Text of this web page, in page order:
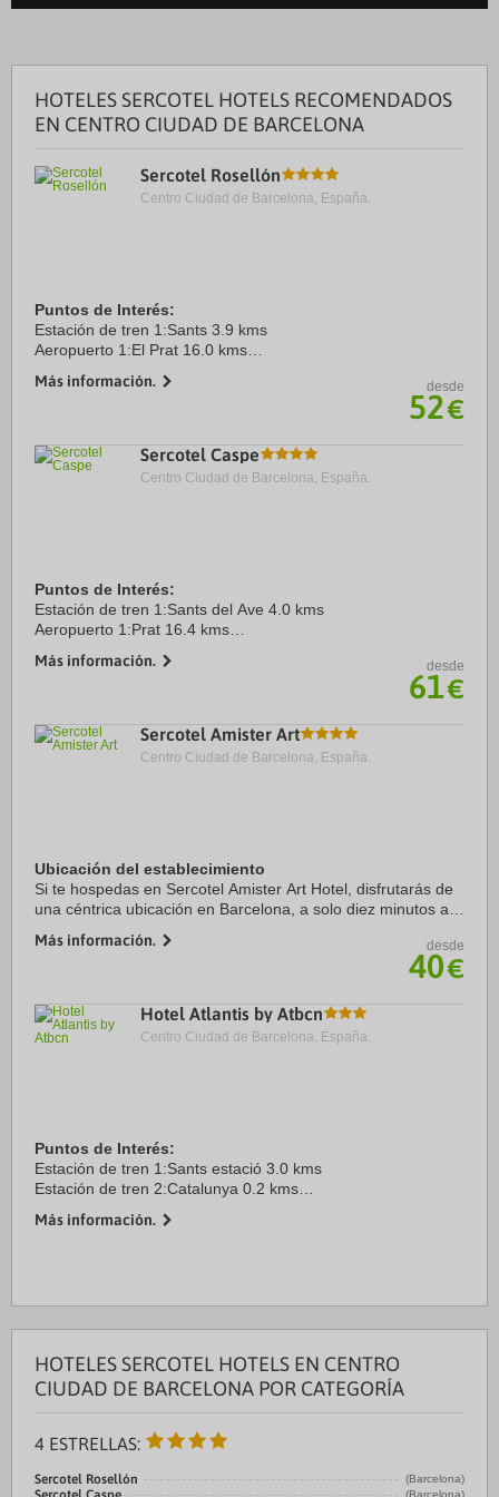
HOTELES SERCOTEL HOTELS RECOMENDADOS
EN CENTRO CIUDAD DE BARCELONA
Sercotel Rosellón
Centro Ciudad de Barcelona, España.
Puntos de Interés:
Estación de tren 1:Sants 3.9 kms
Aeropuerto 1:El Prat 16.0 kms
Centro Ciudad:Plaça de Catalunya 2.7 kms
Más información. desde
52€
Sercotel Caspe
Centro Ciudad de Barcelona, España.
Puntos de Interés:
Estación de tren 1:Sants del Ave 4.0 kms
Aeropuerto 1:Prat 16.4 kms
Centro Ciudad:Plaça de Catalunya 1.5 kms
Más información. desde
61€
Sercotel Amister Art
Centro Ciudad de Barcelona, España.
Ubicación del establecimiento
Si te hospedas en Sercotel Amister Art Hotel, disfrutarás de
una céntrica ubicación en Barcelona, a solo diez minutos a
Además, este hotel se ...
Más información. desde
40€
Hotel Atlantis by Atbcn
Centro Ciudad de Barcelona, España.
Puntos de Interés:
Estación de tren 1:Sants estació 3.0 kms
Estación de tren 2:Catalunya 0.2 kms
Puerto:Barcelona 2.0 kms
Más información.
HOTELES SERCOTEL HOTELS EN CENTRO
CIUDAD DE BARCELONA POR CATEGORÍA
4 ESTRELLAS:
Sercotel Rosellón (Barcelona)
(Barcelona)